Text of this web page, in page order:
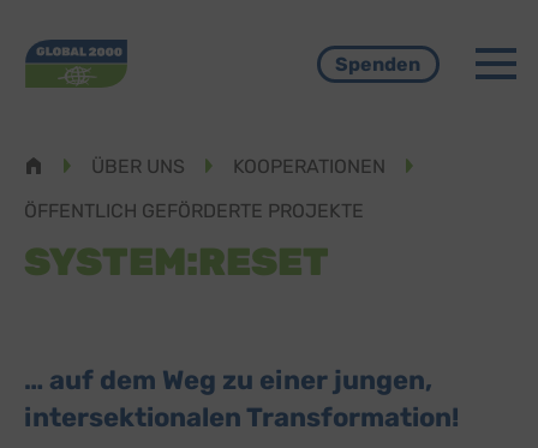
Spenden
ÜBER UNS
KOOPERATIONEN
ÖFFENTLICH GEFÖRDERTE PROJEKTE
SYSTEM:RESET
… auf dem Weg zu einer jungen,
intersektionalen Transformation!